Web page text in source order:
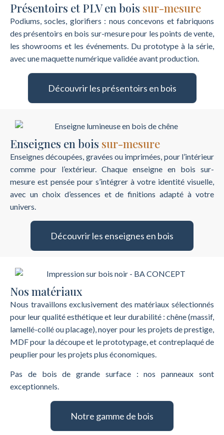
Présentoirs et PLV en bois sur-mesure
Podiums, socles, glorifiers : nous concevons et fabriquons
des présentoirs en bois sur-mesure pour les points de vente,
les showrooms et les événements. Du prototype à la série,
avec une maquette numérique validée avant production.
Découvrir les présentoirs en bois
Enseignes en bois sur-mesure
Enseignes découpées, gravées ou imprimées, pour l’intérieur
comme pour l’extérieur. Chaque enseigne en bois sur-
mesure est pensée pour s’intégrer à votre identité visuelle,
avec un choix d’essences et de finitions adapté à votre
univers.
Découvrir les enseignes en bois
Nos matériaux
Nous travaillons exclusivement des matériaux sélectionnés
pour leur qualité esthétique et leur durabilité : chêne (massif,
lamellé-collé ou placage), noyer pour les projets de prestige,
MDF pour la découpe et le prototypage, et contreplaqué de
peuplier pour les projets plus économiques.
Pas de bois de grande surface : nos panneaux sont
exceptionnels.
Notre gamme de bois